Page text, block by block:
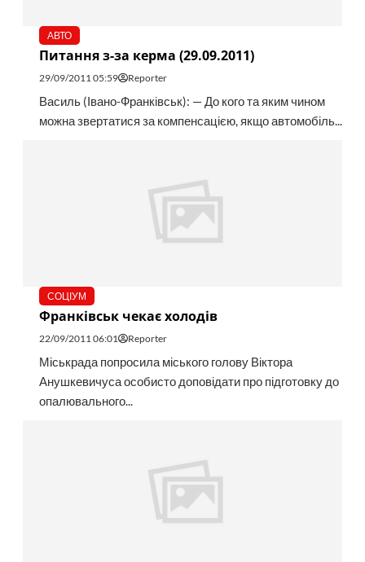
АВТО
Питання з-за керма (29.09.2011)
29/09/2011 05:59 Reporter
Василь (Івано-Франківськ): — До кого та яким чином
можна звертатися за компенсацією, якщо автомобіль...
СОЦІУМ
Франківськ чекає холодів
22/09/2011 06:01 Reporter
Міськрада попросила міського голову Віктора
Анушкевичуса особисто доповідати про підготовку до
опалювального...